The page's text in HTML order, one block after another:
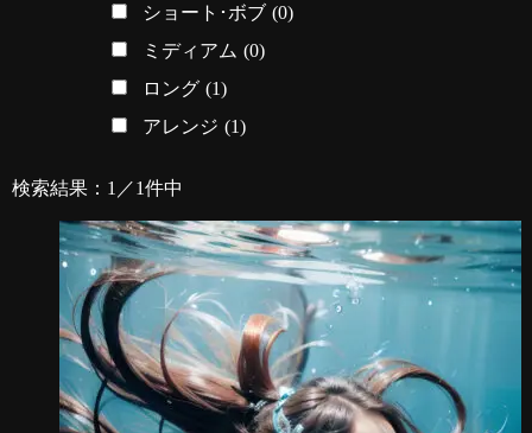
ショート･ボブ (0)
ミディアム (0)
ロング (1)
アレンジ (1)
検索結果：1／1件中